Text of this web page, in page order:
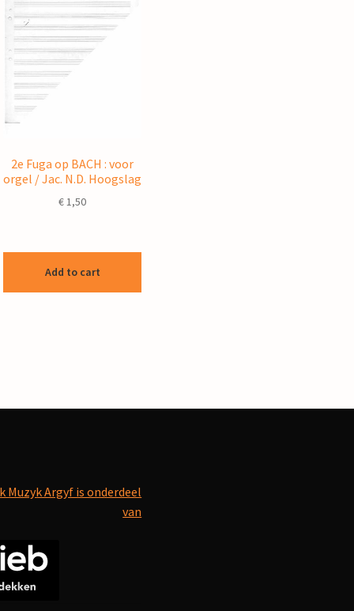
2e Fuga op BACH : voor
orgel / Jac. N.D. Hoogslag
€1,50
Add to cart
Muzyk Argyf is onderdeel
van